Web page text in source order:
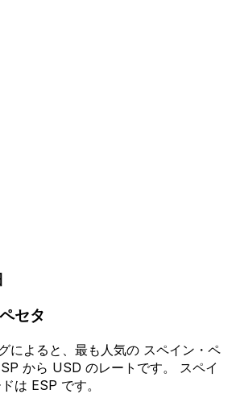
セタ
によると、最も人気の スペイン・ペ
から USD のレートです。 スペイ
は ESP です。